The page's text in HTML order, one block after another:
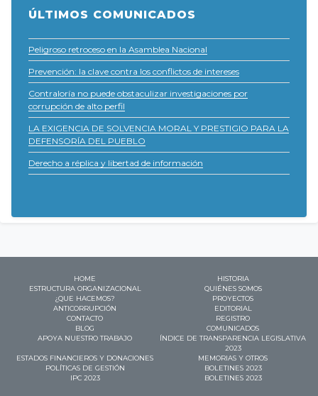
ÚLTIMOS COMUNICADOS
Peligroso retroceso en la Asamblea Nacional
Prevención: la clave contra los conflictos de intereses
Contraloría no puede obstaculizar investigaciones por
corrupción de alto perfil
LA EXIGENCIA DE SOLVENCIA MORAL Y PRESTIGIO PARA LA
DEFENSORÍA DEL PUEBLO
Derecho a réplica y libertad de información
HOME
HISTORIA
ESTRUCTURA ORGANIZACIONAL
QUIÉNES SOMOS
¿QUE HACEMOS?
PROYECTOS
ANTICORRUPCIÓN
EDITORIAL
CONTACTO
REGISTRO
BLOG
COMUNICADOS
APOYA NUESTRO TRABAJO
ÍNDICE DE TRANSPARENCIA LEGISLATIVA
2023
ESTADOS FINANCIEROS Y DONACIONES
MEMORIAS Y OTROS
POLÍTICAS DE GESTIÓN
BOLETINES 2023
IPC 2023
BOLETINES 2023